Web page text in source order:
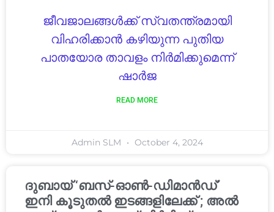
ജീവജാലങ്ങൾക്ക് സ്വതന്ത്രമായി
വിഹരിക്കാൻ കഴിയുന്ന പുതിയ
പാതയോര താവളം നിർമിക്കുമെന്ന്
ഷാർജ
READ MORE
Admin SLM October 4, 2024
ദുബായ് ‘ബസ്-ഓൺ-ഡിമാൻഡ്’
ഇനി കൂടുതൽ ഇടങ്ങളിലേക്ക് ; അൽ